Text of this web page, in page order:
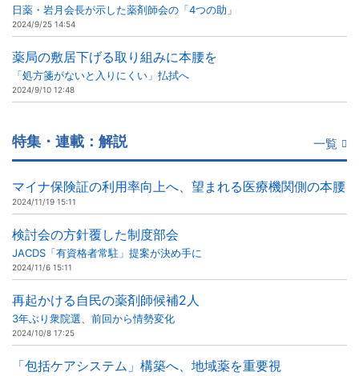
日薬・岩月会長が示した薬剤師会の「4つの助」
2024/9/25 14:54
薬局の敷居下げる取り組みに本腰を
「処方箋がないと入りにくい」払拭へ
2024/9/10 12:48
特集・連載：解説 一覧
マイナ保険証の利用率向上へ、望まれる医療機関側の本腰
2024/11/19 15:11
検討会の方針覆した制度部会
JACDS「有資格者常駐」提案が決め手に
2024/11/6 15:11
再起かける自民の薬剤師候補2人
3年ぶり衆院選、前回から情勢変化
2024/10/8 17:25
「包括ケアシステム」構築へ、地域薬を重要視